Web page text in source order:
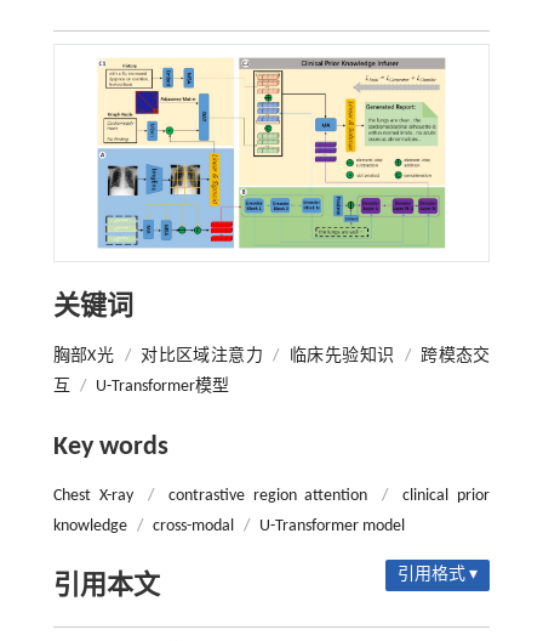
关键词
胸部X光 / 对比区域注意力 / 临床先验知识 / 跨模态交
互 / U-Transformer模型
Key words
Chest X-ray / contrastive region attention /
clinical prior
knowledge / cross-modal / U-Transformer model
引用本文 引用格式 ▾